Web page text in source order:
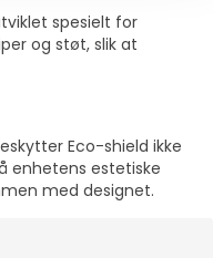
spesielt for
og støt, slik at
Eco-shield ikke
enhetens estetiske
med designet.